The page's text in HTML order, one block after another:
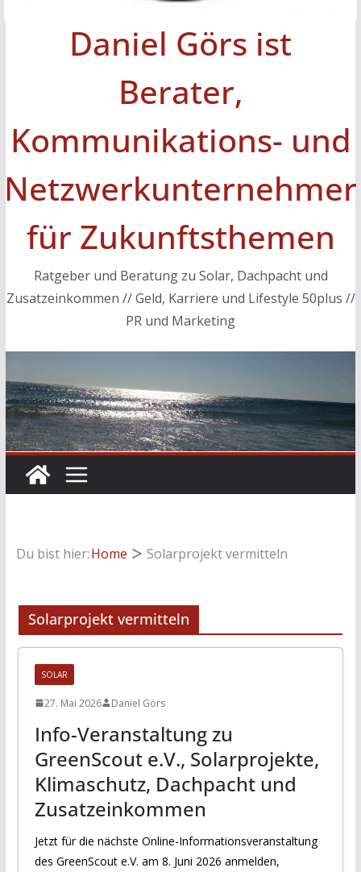
Daniel Görs ist
Berater,
Kommunikations- und
Netzwerkunternehmer
für Zukunftsthemen
Ratgeber und Beratung zu Solar, Dachpacht und
Zusatzeinkommen // Geld, Karriere und Lifestyle 50plus //
PR und Marketing
Du bist hier:Home Solarprojekt vermitteln
Solarprojekt vermitteln
SOLAR
27. Mai 2026 Daniel Görs
Info-Veranstaltung zu
GreenScout e.V., Solarprojekte,
Klimaschutz, Dachpacht und
Zusatzeinkommen
Jetzt für die nächste Online-Informationsveranstaltung
des GreenScout e.V. am 8. Juni 2026 anmelden,